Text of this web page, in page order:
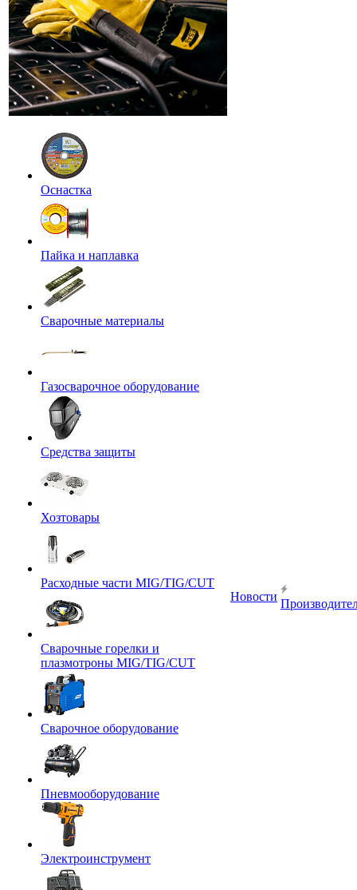
Оснастка
Пайка и наплавка
Сварочные материалы
Газосварочное оборудование
Средства защиты
Хозтовары
Расходные части MIG/TIG/CUT
Сварочные горелки и
плазмотроны MIG/TIG/CUT
Сварочное оборудование
Пневмооборудование
Электроинструмент
Новости